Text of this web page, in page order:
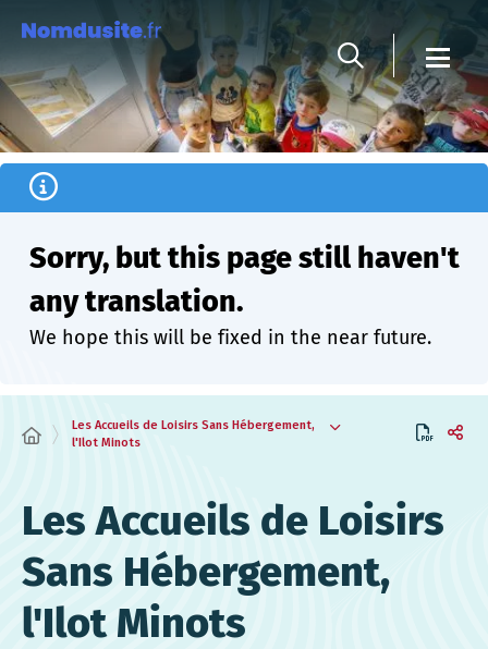
Sorry, but this page still haven't
any translation.
We hope this will be fixed in the near future.
Les Accueils de Loisirs Sans Hébergement,
l'Ilot Minots
Les Accueils de Loisirs
Sans Hébergement,
l'Ilot Minots